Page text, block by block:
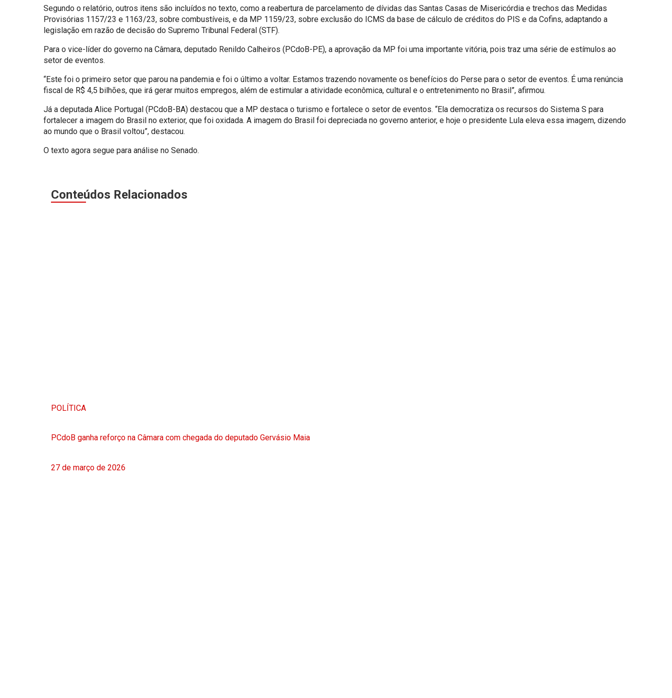
Segundo o relatório, outros itens são incluídos no texto, como a reabertura de parcelamento de dívidas das Santas Casas de Misericórdia e trechos das Medidas
Provisórias 1157/23 e 1163/23, sobre combustíveis, e da MP 1159/23, sobre exclusão do ICMS da base de cálculo de créditos do PIS e da Cofins, adaptando a
legislação em razão de decisão do Supremo Tribunal Federal (STF).
Para o vice-líder do governo na Câmara, deputado Renildo Calheiros (PCdoB-PE), a aprovação da MP foi uma importante vitória, pois traz uma série de estímulos ao
setor de eventos.
“Este foi o primeiro setor que parou na pandemia e foi o último a voltar. Estamos trazendo novamente os benefícios do Perse para o setor de eventos. É uma renúncia
fiscal de R$ 4,5 bilhões, que irá gerar muitos empregos, além de estimular a atividade econômica, cultural e o entretenimento no Brasil”, afirmou.
Já a deputada Alice Portugal (PCdoB-BA) destacou que a MP destaca o turismo e fortalece o setor de eventos. “Ela democratiza os recursos do Sistema S para
fortalecer a imagem do Brasil no exterior, que foi oxidada. A imagem do Brasil foi depreciada no governo anterior, e hoje o presidente Lula eleva essa imagem, dizendo
ao mundo que o Brasil voltou”, destacou.
O texto agora segue para análise no Senado.
Conteúdos Relacionados
POLÍTICA
PCdoB ganha reforço na Câmara com chegada do deputado Gervásio Maia
27 de março de 2026